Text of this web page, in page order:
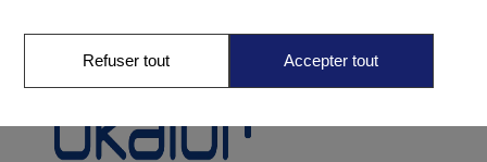
Naissance0-12 mois
Refuser tout Accepter tout